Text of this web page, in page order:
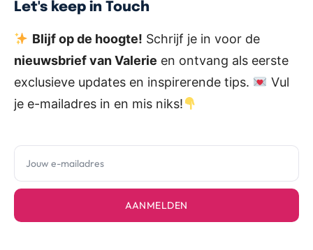
Let's keep in Touch
Blijf op de hoogte! Schrijf je in voor de
nieuwsbrief van Valerie en ontvang als eerste
exclusieve updates en inspirerende tips.
Vul
je e-mailadres in en mis niks!
AANMELDEN